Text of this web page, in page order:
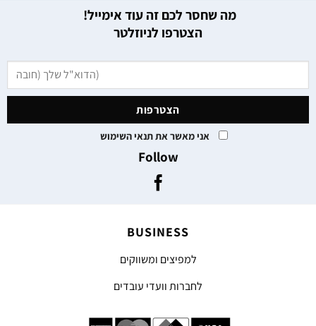
מה שחסר לכם זה עוד אימייל!
הצטרפו לניוזלטר
אני מאשר את תנאי השימוש
Follow
BUSINESS
למפיצים ומשווקים
לחברות וועדי עובדים